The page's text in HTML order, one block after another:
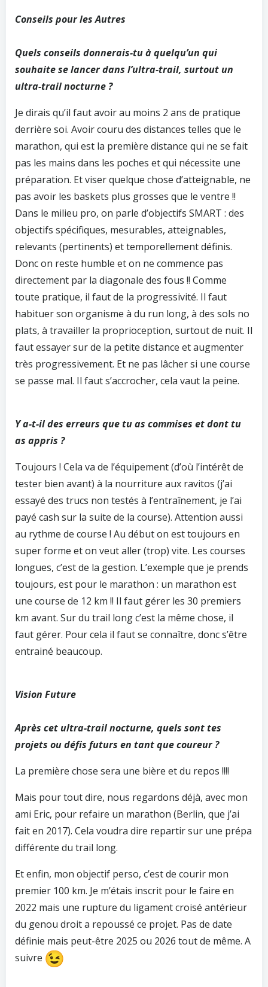
Conseils pour les Autres
Quels conseils donnerais-tu à quelqu’un qui
souhaite se lancer dans l’ultra-trail, surtout un
ultra-trail nocturne ?
Je dirais qu’il faut avoir au moins 2 ans de pratique
derrière soi. Avoir couru des distances telles que le
marathon, qui est la première distance qui ne se fait
pas les mains dans les poches et qui nécessite une
préparation. Et viser quelque chose d’atteignable, ne
pas avoir les baskets plus grosses que le ventre !!
Dans le milieu pro, on parle d’objectifs SMART : des
objectifs spécifiques, mesurables, atteignables,
relevants (pertinents) et temporellement définis.
Donc on reste humble et on ne commence pas
directement par la diagonale des fous !! Comme
toute pratique, il faut de la progressivité. Il faut
habituer son organisme à du run long, à des sols no
plats, à travailler la proprioception, surtout de nuit. Il
faut essayer sur de la petite distance et augmenter
très progressivement. Et ne pas lâcher si une course
se passe mal. Il faut s’accrocher, cela vaut la peine.
Y a-t-il des erreurs que tu as commises et dont tu
as appris ?
Toujours ! Cela va de l’équipement (d’où l’intérêt de
tester bien avant) à la nourriture aux ravitos (j’ai
essayé des trucs non testés à l’entraînement, je l’ai
payé cash sur la suite de la course). Attention aussi
au rythme de course ! Au début on est toujours en
super forme et on veut aller (trop) vite. Les courses
longues, c’est de la gestion. L’exemple que je prends
toujours, est pour le marathon : un marathon est
une course de 12 km !! Il faut gérer les 30 premiers
km avant. Sur du trail long c’est la même chose, il
faut gérer. Pour cela il faut se connaître, donc s’être
entrainé beaucoup.
Vision Future
Après cet ultra-trail nocturne, quels sont tes
projets ou défis futurs en tant que coureur ?
La première chose sera une bière et du repos !!!!
Mais pour tout dire, nous regardons déjà, avec mon
ami Eric, pour refaire un marathon (Berlin, que j’ai
fait en 2017). Cela voudra dire repartir sur une prépa
différente du trail long.
Et enfin, mon objectif perso, c’est de courir mon
premier 100 km. Je m’étais inscrit pour le faire en
2022 mais une rupture du ligament croisé antérieur
du genou droit a repoussé ce projet. Pas de date
définie mais peut-être 2025 ou 2026 tout de même. A
suivre